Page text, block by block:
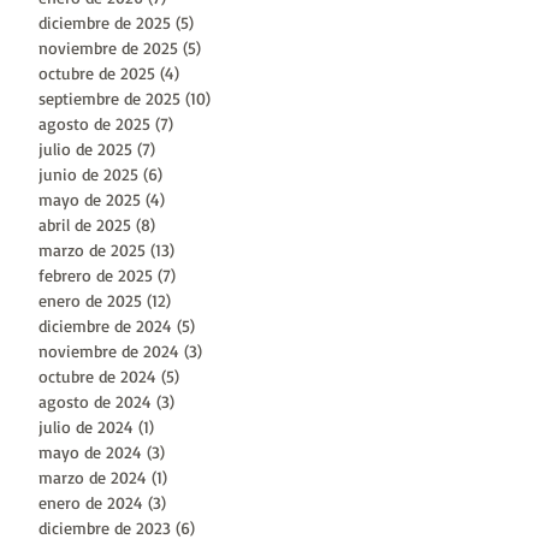
diciembre de 2025 (5)
noviembre de 2025 (5)
octubre de 2025 (4)
septiembre de 2025 (10)
agosto de 2025 (7)
julio de 2025 (7)
junio de 2025 (6)
mayo de 2025 (4)
abril de 2025 (8)
marzo de 2025 (13)
febrero de 2025 (7)
enero de 2025 (12)
diciembre de 2024 (5)
noviembre de 2024 (3)
octubre de 2024 (5)
agosto de 2024 (3)
julio de 2024 (1)
mayo de 2024 (3)
marzo de 2024 (1)
enero de 2024 (3)
diciembre de 2023 (6)